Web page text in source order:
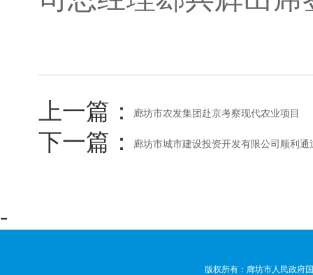
上一篇： 廊坊市农发集团赴京考察现代农业项目
下一篇： 廊坊市城市建设投资开发有限公司顺利
-
版权所有：廊坊市人民政府